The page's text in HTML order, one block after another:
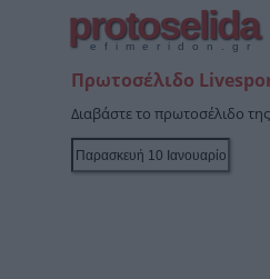
protoselida
efimeridon.gr
Πρωτοσέλιδο
Διαβάστε το πρωτοσέλιδο